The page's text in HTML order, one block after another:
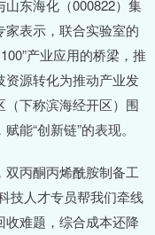
东海化（000822）集
表示，联合实验室的
产业应用的桥梁，推
资源转化为推动产业发
下称滨海经开区）围
能“创新链”的表现。
丙酮丙烯酰胺制备工
技人才专员帮我们牵线
难题，综合成本还降